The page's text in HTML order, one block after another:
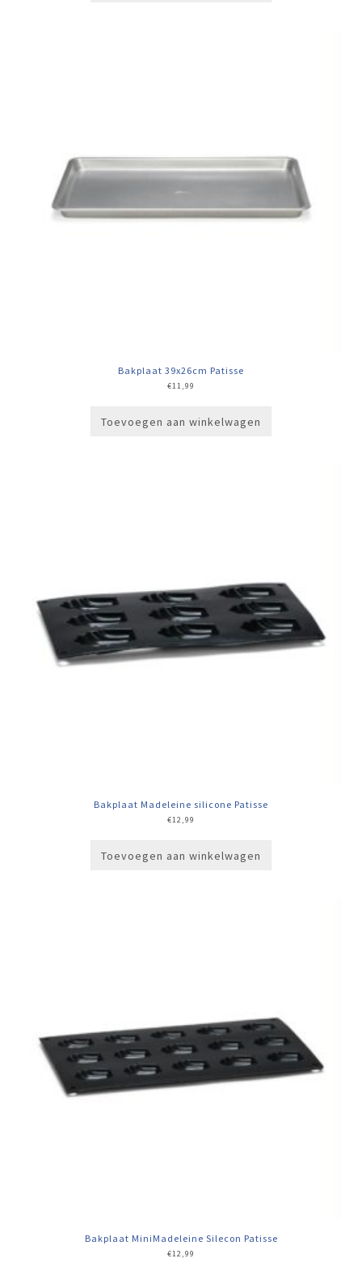
Bakplaat 39x26cm Patisse
€11,99
Toevoegen aan winkelwagen
Bakplaat Madeleine silicone Patisse
€12,99
Toevoegen aan winkelwagen
Bakplaat MiniMadeleine Silecon Patisse
€12,99